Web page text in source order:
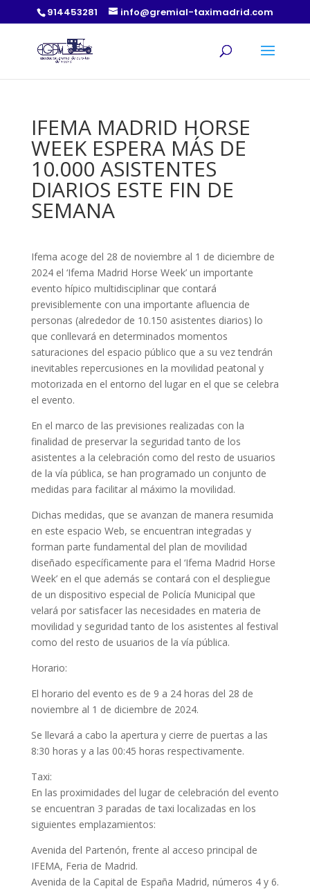
914453281 info@gremial-taximadrid.com
IFEMA MADRID HORSE
WEEK ESPERA MÁS DE
10.000 ASISTENTES
DIARIOS ESTE FIN DE
SEMANA
Ifema acoge del 28 de noviembre al 1 de diciembre de
2024 el ‘Ifema Madrid Horse Week’ un importante
evento hípico multidisciplinar que contará
previsiblemente con una importante afluencia de
personas (alrededor de 10.150 asistentes diarios) lo
que conllevará en determinados momentos
saturaciones del espacio público que a su vez tendrán
inevitables repercusiones en la movilidad peatonal y
motorizada en el entorno del lugar en el que se celebra
el evento.
En el marco de las previsiones realizadas con la
finalidad de preservar la seguridad tanto de los
asistentes a la celebración como del resto de usuarios
de la vía pública, se han programado un conjunto de
medidas para facilitar al máximo la movilidad.
Dichas medidas, que se avanzan de manera resumida
en este espacio Web, se encuentran integradas y
forman parte fundamental del plan de movilidad
diseñado específicamente para el ‘Ifema Madrid Horse
Week’ en el que además se contará con el despliegue
de un dispositivo especial de Policía Municipal que
velará por satisfacer las necesidades en materia de
movilidad y seguridad tanto de los asistentes al festival
como del resto de usuarios de la vía pública.
Horario:
El horario del evento es de 9 a 24 horas del 28 de
noviembre al 1 de diciembre de 2024.
Se llevará a cabo la apertura y cierre de puertas a las
8:30 horas y a las 00:45 horas respectivamente.
Taxi:
En las proximidades del lugar de celebración del evento
se encuentran 3 paradas de taxi localizadas en los
siguientes emplazamientos:
Avenida del Partenón, frente al acceso principal de
IFEMA, Feria de Madrid.
Avenida de la Capital de España Madrid, números 4 y 6.